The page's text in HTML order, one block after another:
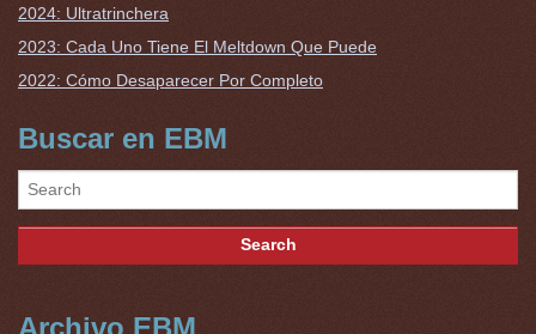
2024: Ultratrinchera
2023: Cada Uno Tiene El Meltdown Que Puede
2022: Cómo Desaparecer Por Completo
Buscar en EBM